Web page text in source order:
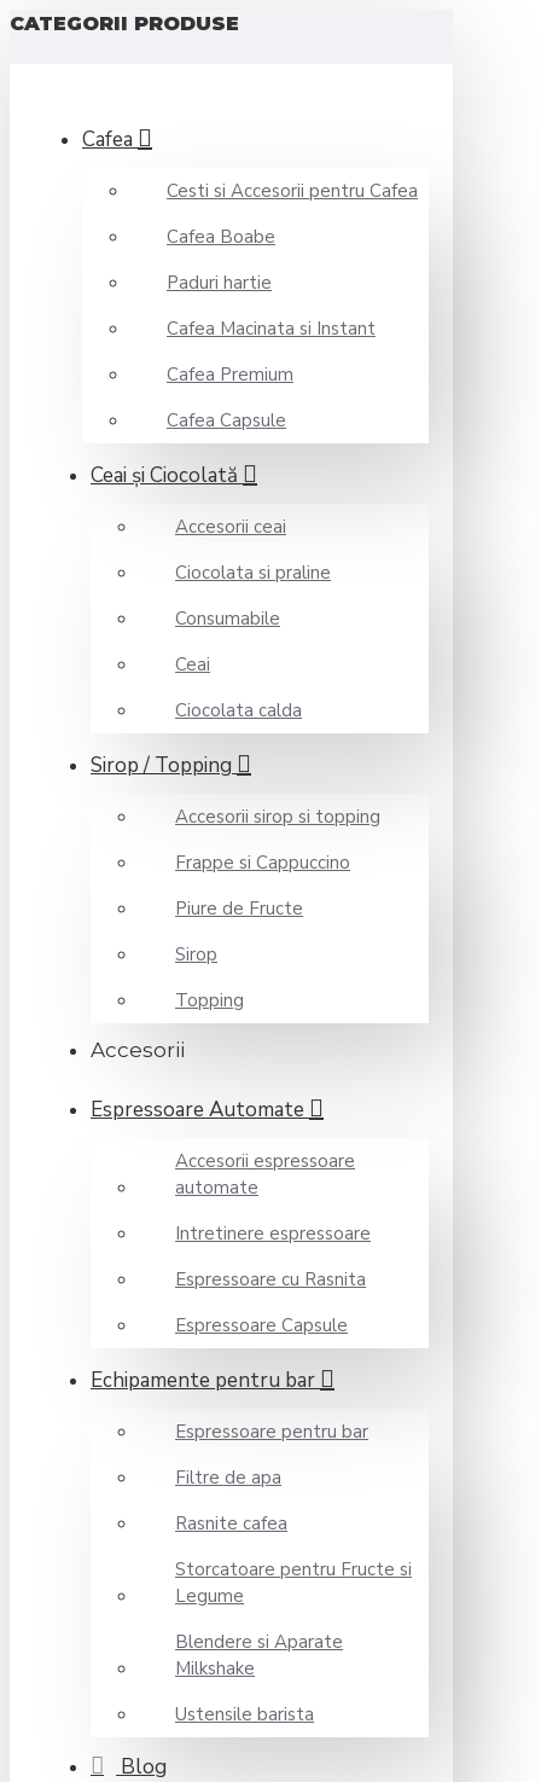
CATEGORII PRODUSE
Cafea
Cesti si Accesorii pentru Cafea
Cafea Boabe
Paduri hartie
Cafea Macinata si Instant
Cafea Premium
Cafea Capsule
Ceai şi Ciocolată
Accesorii ceai
Ciocolata si praline
Consumabile
Ceai
Ciocolata calda
Sirop / Topping
Accesorii sirop si topping
Frappe si Cappuccino
Piure de Fructe
Sirop
Topping
Accesorii
Espressoare Automate
Accesorii espressoare
automate
Intretinere espressoare
Espressoare cu Rasnita
Espressoare Capsule
Echipamente pentru bar
Espressoare pentru bar
Filtre de apa
Rasnite cafea
Storcatoare pentru Fructe si
Legume
Blendere si Aparate
Milkshake
Ustensile barista
Blog